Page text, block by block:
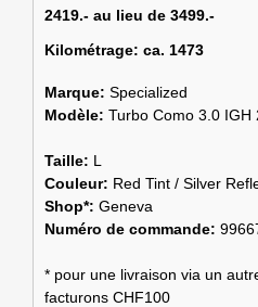
2419.- au lieu de 3499.-
Kilométrage: ca. 1473
Marque: Specialized
Modèle: Turbo Como 3.0 IGH
Taille: L
Couleur: Red Tint / Silver
Shop*: Geneva
Numéro de commande:
* pour une livraison via un
facturons CHF100